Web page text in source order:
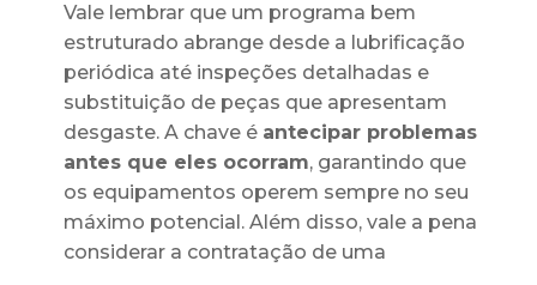
Vale lembrar que um programa bem
estruturado abrange desde a lubrificação
periódica até inspeções detalhadas e
substituição de peças que apresentam
desgaste. A chave é antecipar problemas
antes que eles ocorram, garantindo que
os equipamentos operem sempre no seu
máximo potencial. Além disso, vale a pena
considerar a contratação de uma